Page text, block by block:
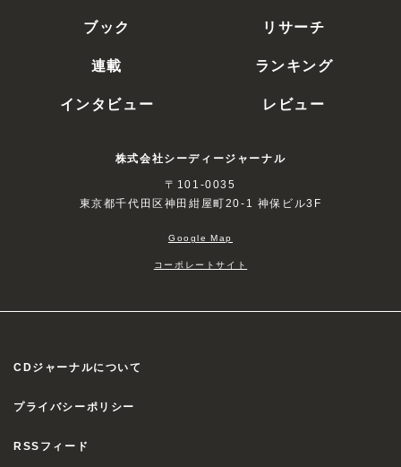
ブック
リサーチ
連載
ランキング
インタビュー
レビュー
株式会社シーディージャーナル
〒101-0035
東京都千代田区神田紺屋町20-1 神保ビル3F
Google Map
コーポレートサイト
CDジャーナルについて
プライバシーポリシー
RSSフィード